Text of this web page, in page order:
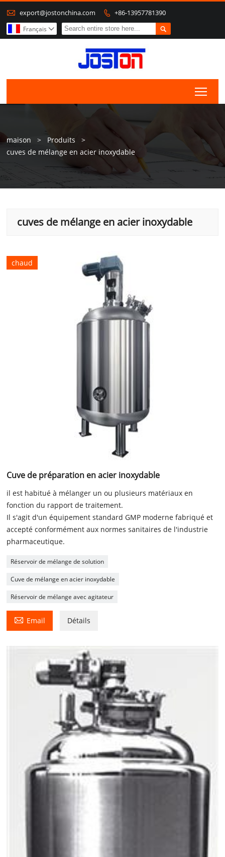
 export@jostonchina.com  +86-13957781390

Français 
maison > Produits
>
cuves de mélange en acier inoxydable
cuves de mélange en acier inoxydable
chaud
Cuve de préparation en acier inoxydable
il est habitué à mélanger un ou plusieurs matériaux en
fonction du rapport de traitement.
Il s'agit d'un équipement standard GMP moderne fabriqué et
accepté conformément aux normes sanitaires de l'industrie
pharmaceutique.
Réservoir de mélange de solution
Cuve de mélange en acier inoxydable
Réservoir de mélange avec agitateur
 Email Détails